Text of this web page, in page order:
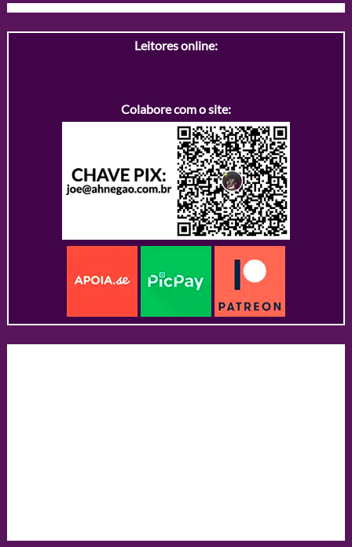
Leitores online:
Colabore com o site: